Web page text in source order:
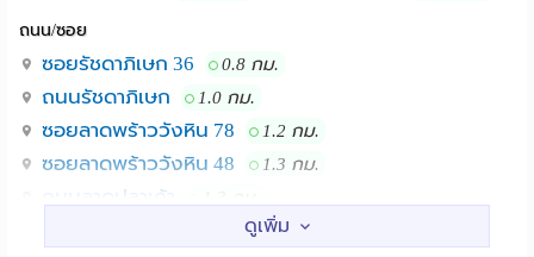
เวบไซด์อาคาร เดอะบลิสรัชดา36
https://theblissr36.business.site/
สนใจติดต่อ เบอร์ 06-1480-6300 , 08-6310-1368
LINE เบอร์โทร : 0614806300
https://line.me/ti/p/8imEuZQNqG
ห้องพักรัชดา ห้องพักรัชโยธิน ห้องพัก วังหิน ห้องพัก
ถนน/ซอย
ซอยรัชดาภิเษก 36 0.8 กม.
ถนนรัชดาภิเษก 1.0 กม.
ซอยลาดพร้าววังหิน 78 1.2 กม.
ซอยลาดพร้าววังหิน 48 1.3 กม.
ถนนลาดปลาเค้า
1.4 กม.